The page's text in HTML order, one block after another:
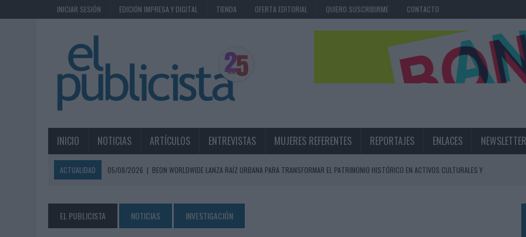
INICIAR SESIÓN EDICIÓN IMPRESA Y DIGITAL TIENDA OFERTA EDITORIAL QUIERO SUSCRIBIRME CONTACTO
INICIO NOTICIAS ARTÍCULOS ENTREVISTAS MUJERES REFERENTES REPORTAJES ENLACES NEWSLETTER
ACTUALIDAD 05/08/2026 | BEON WORLDWIDE LANZA RAÍZ URBANA PARA TRANSFORMAR EL PATRIMONIO HISTÓRICO EN ACTIVOS CULTURALES Y
FABRA COMUNICACIÓN INCORPORA A CASONÁ Y ASUME LA GESTIÓN DE SUS RELACIONES CON LOS MEDIOS
05/08/2026 | LOPESAN HOTELS & RESORTS ACERCA EL PARAÍSO CANARIO EN SU ÚLTIMA CAMPAÑA INTERNACIONAL
EL PUBLICISTA NOTICIAS INVESTIGACIÓN